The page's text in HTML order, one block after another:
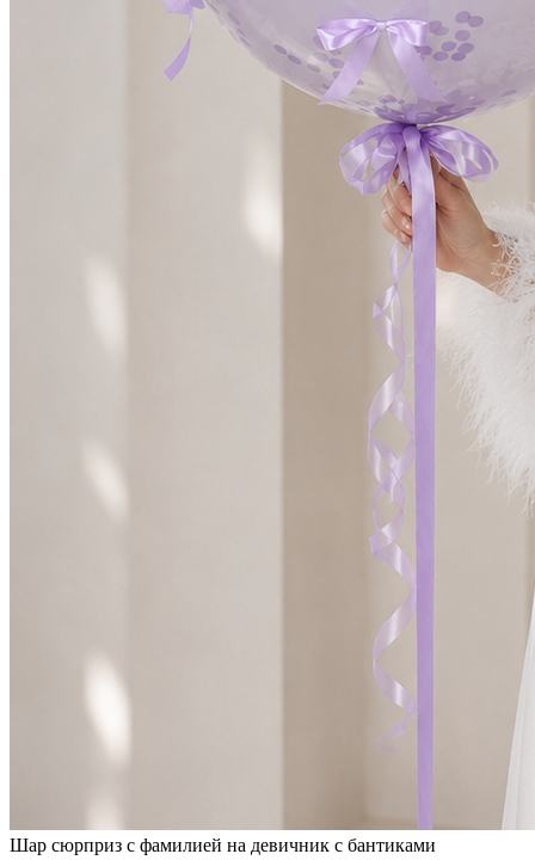
Шар сюрприз с фамилией на девичник с бантиками